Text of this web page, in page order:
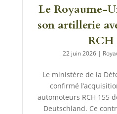
Le Royaume-
son artillerie
RCH
22 juin 2026 |
Le ministère de la
confirmé
automoteurs RCH 155
Deutschland. Ce